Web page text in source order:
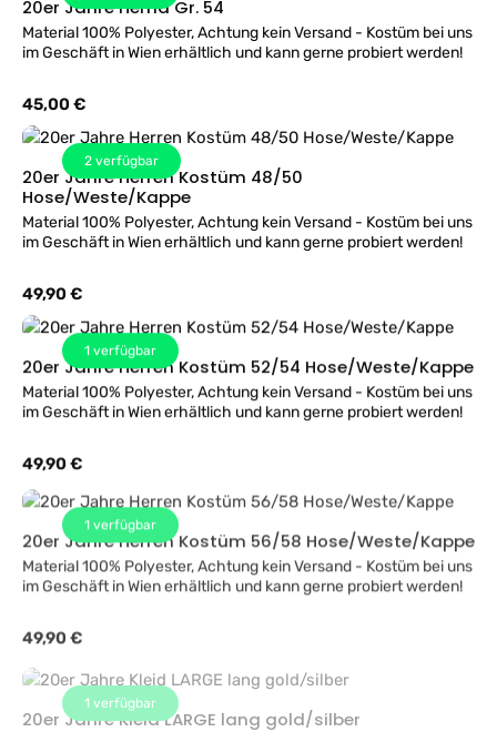
20er Jahre Hemd Gr. 54
Material 100% Polyester, Achtung kein Versand - Kostüm bei uns
im Geschäft in Wien erhältlich und kann gerne probiert werden!
Regulärer Preis:
45,00 €
2 verfügbar
20er Jahre Herren Kostüm 48/50
Hose/Weste/Kappe
Material 100% Polyester, Achtung kein Versand - Kostüm bei uns
im Geschäft in Wien erhältlich und kann gerne probiert werden!
Regulärer Preis:
49,90 €
1 verfügbar
20er Jahre Herren Kostüm 52/54 Hose/Weste/Kappe
Material 100% Polyester, Achtung kein Versand - Kostüm bei uns
im Geschäft in Wien erhältlich und kann gerne probiert werden!
Regulärer Preis:
49,90 €
1 verfügbar
20er Jahre Herren Kostüm 56/58 Hose/Weste/Kappe
Material 100% Polyester, Achtung kein Versand - Kostüm bei uns
im Geschäft in Wien erhältlich und kann gerne probiert werden!
Regulärer Preis:
49,90 €
1verfügbar
20er Jahre Kleid LARGE lang gold/silber